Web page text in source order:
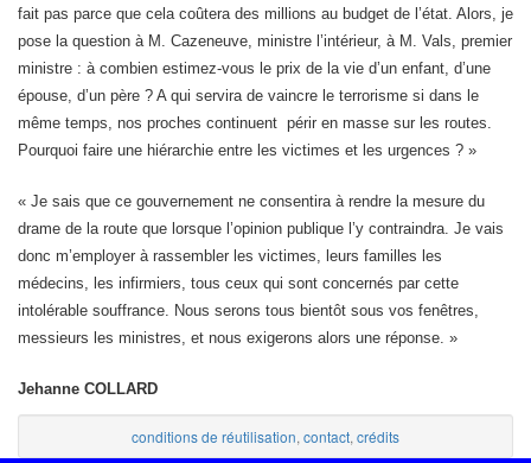
fait pas parce que cela coûtera des millions au budget de l’état. Alors, je
pose la question à M. Cazeneuve, ministre l’intérieur, à M. Vals, premier
ministre : à combien estimez-vous le prix de la vie d’un enfant, d’une
épouse, d’un père ? A qui servira de vaincre le terrorisme si dans le
même temps, nos proches continuent périr en masse sur les routes.
Pourquoi faire une hiérarchie entre les victimes et les urgences ? »
« Je sais que ce gouvernement ne consentira à rendre la mesure du
drame de la route que lorsque l’opinion publique l’y contraindra. Je vais
donc m’employer à rassembler les victimes, leurs familles les
médecins, les infirmiers, tous ceux qui sont concernés par cette
intolérable souffrance. Nous serons tous bientôt sous vos fenêtres,
messieurs les ministres, et nous exigerons alors une réponse. »
Jehanne COLLARD
conditions de réutilisation, contact, crédits